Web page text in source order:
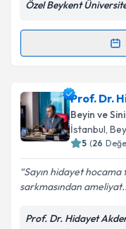
Kişisel
Özel Beykent
Randevu
Dr. Öğr. Üyesi
oluşturun. Size
takvim
Kişisel
Prof. Dr.
Beyin ve
İstanbul,
5 (26
Sayın hidayet
sarkmasından
Prof. Dr. Hidayet